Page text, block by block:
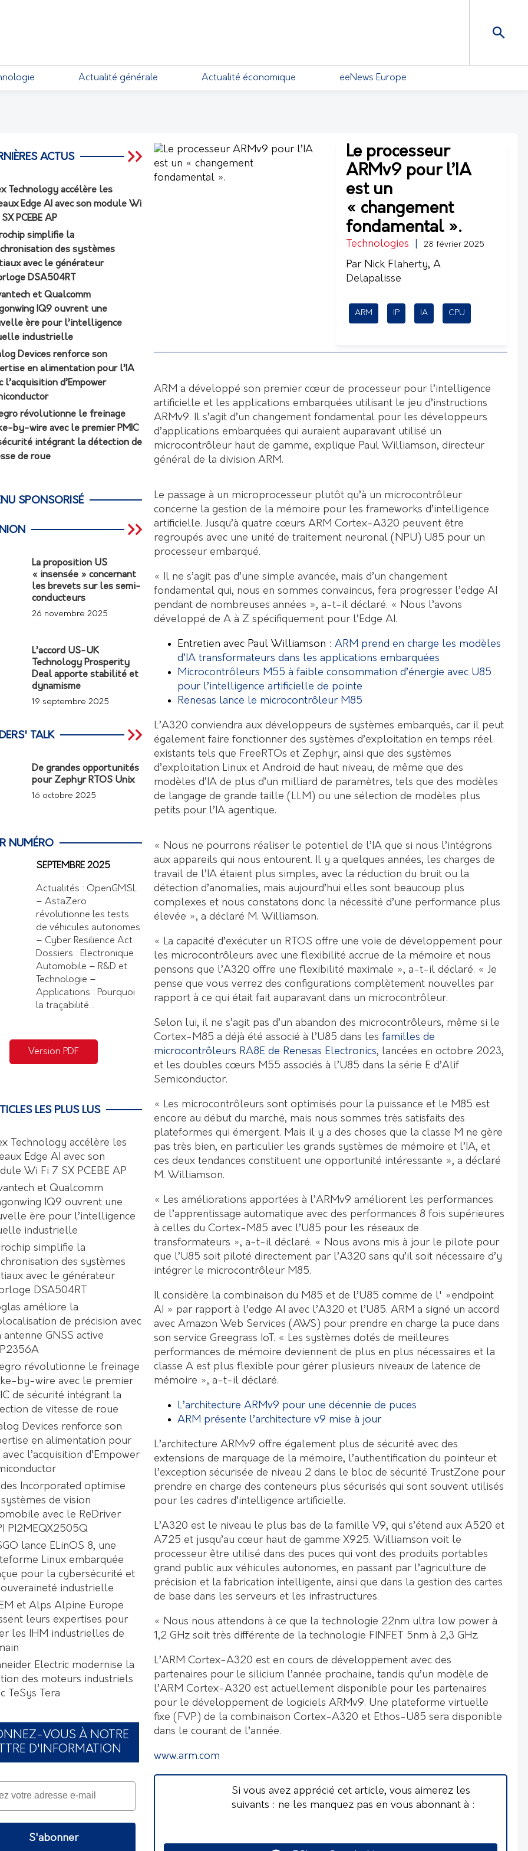
Actualité générale Actualité économique eeNews Europe
Le processeur
ARMv9 pour l’IA
est un
« changement
fondamental ».
Technologies 28 février 2025
Par Nick Flaherty, A
Delapalisse
ARM IP IA CPU
ARM a développé son premier cœur de processeur pour l’intelligence
artificielle et les applications embarquées utilisant le jeu d’instructions
ARMv9. Il s’agit d’un changement fondamental pour les développeurs
d’applications embarquées qui auraient auparavant utilisé un
microcontrôleur haut de gamme, explique Paul Williamson, directeur
général de la division ARM.
Le passage à un microprocesseur plutôt qu’à un microcontrôleur
concerne la gestion de la mémoire pour les frameworks d’intelligence
artificielle. Jusqu’à quatre cœurs ARM Cortex-A320 peuvent être
regroupés avec une unité de traitement neuronal (NPU) U85 pour un
processeur embarqué.
« Il ne s’agit pas d’une simple avancée, mais d’un changement
fondamental qui, nous en sommes convaincus, fera progresser l’edge AI
pendant de nombreuses années », a-t-il déclaré. « Nous l’avons
développé de A à Z spécifiquement pour l’Edge AI.
Entretien avec Paul Williamson : ARM prend en charge les modèles
d’IA transformateurs dans les applications embarquées
Microcontrôleurs M55 à faible consommation d’énergie avec U85
pour l’intelligence artificielle de pointe
Renesas lance le microcontrôleur M85
L’A320 conviendra aux développeurs de systèmes embarqués, car il peut
également faire fonctionner des systèmes d’exploitation en temps réel
existants tels que FreeRTOs et Zephyr, ainsi que des systèmes
d’exploitation Linux et Android de haut niveau, de même que des
modèles d’IA de plus d’un milliard de paramètres, tels que des modèles
de langage de grande taille (LLM) ou une sélection de modèles plus
petits pour l’IA agentique.
« Nous ne pourrons réaliser le potentiel de l’IA que si nous l’intégrons
aux appareils qui nous entourent. Il y a quelques années, les charges de
travail de l’IA étaient plus simples, avec la réduction du bruit ou la
détection d’anomalies, mais aujourd’hui elles sont beaucoup plus
complexes et nous constatons donc la nécessité d’une performance plus
élevée », a déclaré M. Williamson.
« La capacité d’exécuter un RTOS offre une voie de développement pour
les microcontrôleurs avec une flexibilité accrue de la mémoire et nous
pensons que l’A320 offre une flexibilité maximale », a-t-il déclaré. « Je
pense que vous verrez des configurations complètement nouvelles par
rapport à ce qui était fait auparavant dans un microcontrôleur.
Selon lui, il ne s’agit pas d’un abandon des microcontrôleurs, même si le
Cortex-M85 a déjà été associé à l’U85 dans les familles de
microcontrôleurs RA8E de Renesas Electronics, lancées en octobre 2023,
et les doubles cœurs M55 associés à l’U85 dans la série E d’Alif
Semiconductor.
« Les microcontrôleurs sont optimisés pour la puissance et le M85 est
encore au début du marché, mais nous sommes très satisfaits des
plateformes qui émergent. Mais il y a des choses que la classe M ne gère
pas très bien, en particulier les grands systèmes de mémoire et l’IA, et
ces deux tendances constituent une opportunité intéressante », a déclaré
M. Williamson.
« Les améliorations apportées à l’ARMv9 améliorent les performances
de l’apprentissage automatique avec des performances 8 fois supérieures
à celles du Cortex-M85 avec l’U85 pour les réseaux de
transformateurs », a-t-il déclaré. « Nous avons mis à jour le pilote pour
que l’U85 soit piloté directement par l’A320 sans qu’il soit nécessaire d’y
intégrer le microcontrôleur M85.
Il considère la combinaison du M85 et de l’U85 comme de l' »endpoint
AI » par rapport à l’edge AI avec l’A320 et l’U85. ARM a signé un accord
avec Amazon Web Services (AWS) pour prendre en charge la puce dans
son service Greegrass IoT. « Les systèmes dotés de meilleures
performances de mémoire deviennent de plus en plus nécessaires et la
classe A est plus flexible pour gérer plusieurs niveaux de latence de
mémoire », a-t-il déclaré.
L’architecture ARMv9 pour une décennie de puces
ARM présente l’architecture v9 mise à jour
L’architecture ARMv9 offre également plus de sécurité avec des
extensions de marquage de la mémoire, l’authentification du pointeur et
l’exception sécurisée de niveau 2 dans le bloc de sécurité TrustZone pour
prendre en charge des conteneurs plus sécurisés qui sont souvent utilisés
pour les cadres d’intelligence artificielle.
L’A320 est le niveau le plus bas de la famille V9, qui s’étend aux A520 et
A725 et jusqu’au cœur haut de gamme X925. Williamson voit le
processeur être utilisé dans des puces qui vont des produits portables
grand public aux véhicules autonomes, en passant par l’agriculture de
précision et la fabrication intelligente, ainsi que dans la gestion des cartes
de base dans les serveurs et les infrastructures.
« Nous nous attendons à ce que la technologie 22nm ultra low power à
1,2 GHz soit très différente de la technologie FINFET 5nm à 2,3 GHz.
L’ARM Cortex-A320 est en cours de développement avec des
partenaires pour le silicium l’année prochaine, tandis qu’un modèle de
l’ARM Cortex-A320 est actuellement disponible pour les partenaires
pour le développement de logiciels ARMv9. Une plateforme virtuelle
fixe (FVP) de la combinaison Cortex-A320 et Ethos-U85 sera disponible
dans le courant de l’année.
www.arm.com
Si vous avez apprécié cet article, vous aimerez les
suivants : ne les manquez pas en vous abonnant à :
ACTUS
Technology accélère les
Edge AI avec son module Wi
PCEBE AP
simplifie la
des systèmes
avec le générateur
DSA504RT
et Qualcomm
IQ9 ouvrent une
ère pour l’intelligence
industrielle
Devices renforce son
en alimentation pour l’IA
l’acquisition d’Empower
révolutionne le freinage
by-wire avec le premier PMIC
intégrant la détection de
de roue
SPONSORISÉ
La proposition US
« insensée » concernant
les brevets sur les semi-
conducteurs
26 novembre 2025
L’accord US-UK
Technology Prosperity
Deal apporte stabilité et
dynamisme
19 septembre 2025
TALK
De grandes opportunités
pour Zephyr RTOS Unix
16 octobre 2025
NUMÉRO
SEPTEMBRE 2025
Actualités : OpenGMSL
– AstaZero
révolutionne les tests
de véhicules autonomes
– Cyber Resilience Act
Dossiers : Electronique
Automobile – R&D et
Technologie –
Applications : Pourquoi
la traçabilité…
Version PDF
LES PLUS LUS
Technology accélère les
Edge AI avec son
Wi Fi 7 SX PCEBE AP
et Qualcomm
IQ9 ouvrent une
ère pour l’intelligence
industrielle
simplifie la
des systèmes
avec le générateur
DSA504RT
améliore la
de précision avec
antenne GNSS active
révolutionne le freinage
by-wire avec le premier
de sécurité intégrant la
de vitesse de roue
Devices renforce son
en alimentation pour
avec l’acquisition d’Empower
Incorporated optimise
de vision
avec le ReDriver
PI2MEQX2505Q
lance ELinOS 8, une
Linux embarquée
pour la cybersécurité et
industrielle
et Alps Alpine Europe
leurs expertises pour
les IHM industrielles de
Electric modernise la
des moteurs industriels
TeSys Tera
VOUS À NOTRE
D'INFORMATION
S'abonner